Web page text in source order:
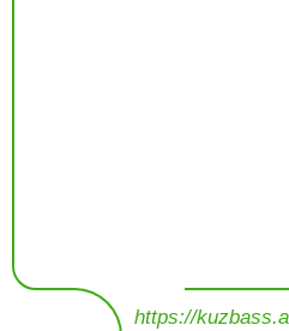
https://